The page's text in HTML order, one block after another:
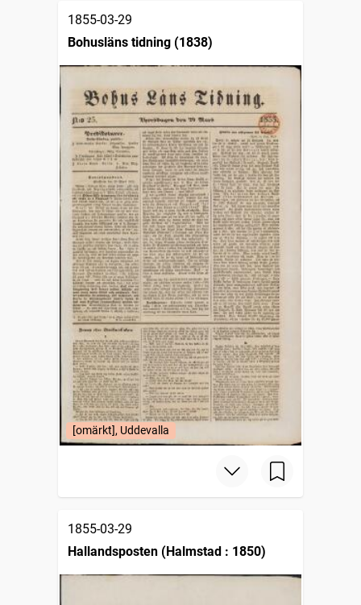
1855-03-29
Bohusläns tidning (1838)
[omärkt], Uddevalla
1855-03-29
Hallandsposten (Halmstad : 1850)